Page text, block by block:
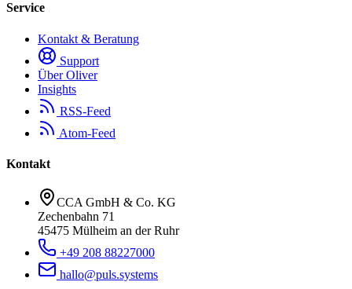
Service
Kontakt & Beratung
Support
Über Oliver
Insights
RSS-Feed
Atom-Feed
Kontakt
CCA GmbH & Co. KG
Zechenbahn 71
45475 Mülheim an der Ruhr
+49 208 88227000
hallo@puls.systems